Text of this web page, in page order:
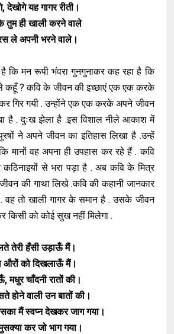
यह गागर रीती।
तुम ही खाली करने वाले
ले अपनी भरने वाले।
कि मन रूपी भंवरा गुनगुनाकर कह रहा है कि
कहूँ ? कवि के जीवन की इच्छाएं एक एक करके
गिर गयी . उन्होंने एक एक करके अपने जीवन
है . दुःख झेला है .इस विशाल नीले आकाश में
ने अपने जीवन का इतिहास लिखा है .उन्हें
मानों वह अपना ही उपहास कर रहे हैं . कवि
से भरा पड़ा है . अब कवि के मित्र
की गाथा लिखे .कवि की कहानी जानकार
वह तो खाली गागर के समान है . उसके जीवन
किसी को कोई सुख नहीं मिलेगा .
तेरी हँसी उड़ाऊँ मैं।
औरों को दिखलाऊँ मैं।
मधुर चाँदनी रातों की।
होने वाली उन बातों की।
मैं स्वप्न देखकर जाग गया।
कर जो भाग गया।